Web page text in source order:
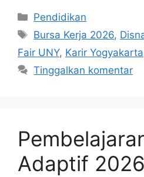
Kategori
Pendidikan
Tag
Bursa Kerja 2026,
Fair UNY, Karir Yogyakarta
Tinggalkan komentar
Adaptif 2026